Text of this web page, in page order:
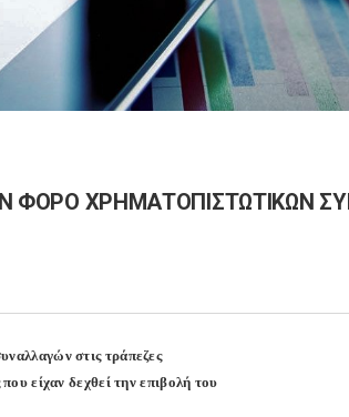
ΦΟΡΟ ΧΡΗΜΑΤΟΠΙΣΤΩΤΙΚΩΝ
στις τράπεζες
είχαν δεχθεί την επιβολή του